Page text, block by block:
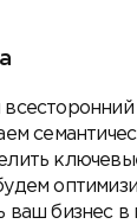
ваш бизнес в